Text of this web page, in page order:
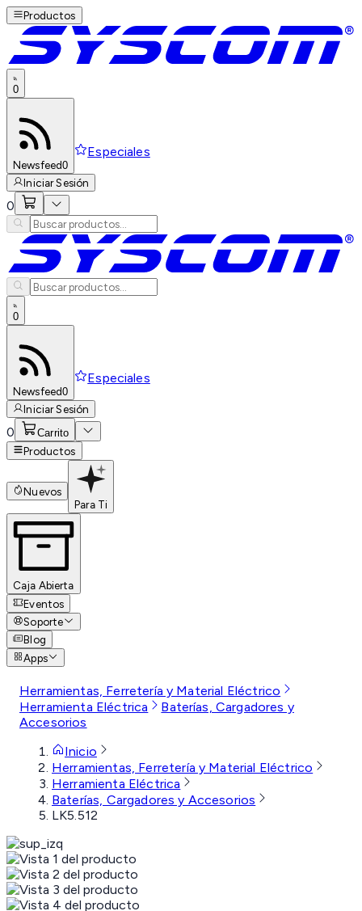
Productos
0
Newsfeed0
Especiales
Iniciar Sesión
0
0
Newsfeed0
Especiales
Iniciar Sesión
0 Carrito
Productos
Nuevos
Para Ti
Caja Abierta
Eventos
Soporte
Blog
Apps
Herramientas, Ferretería y Material Eléctrico
Herramienta Eléctrica
Baterías, Cargadores y
Accesorios
Inicio
Herramientas, Ferretería y Material Eléctrico
Herramienta Eléctrica
Baterías, Cargadores y Accesorios
LK5.512